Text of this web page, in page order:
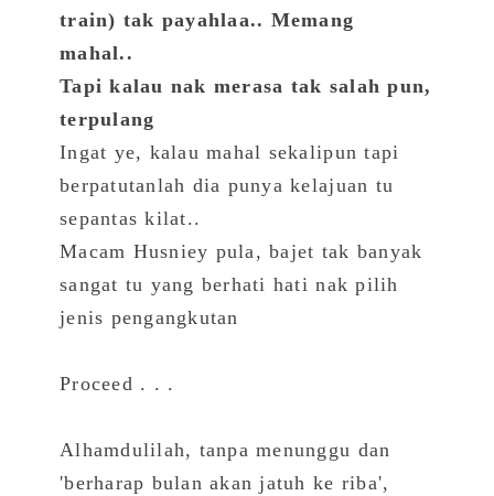
train) tak payahlaa.. Memang
mahal..
Tapi kalau nak merasa tak salah pun,
terpulang
Ingat ye, kalau mahal sekalipun tapi
berpatutanlah dia punya kelajuan tu
sepantas kilat..
Macam Husniey pula, bajet tak banyak
sangat tu yang berhati hati nak pilih
jenis pengangkutan
Proceed . . .
Alhamdulilah, tanpa menunggu dan
'berharap bulan akan jatuh ke riba',